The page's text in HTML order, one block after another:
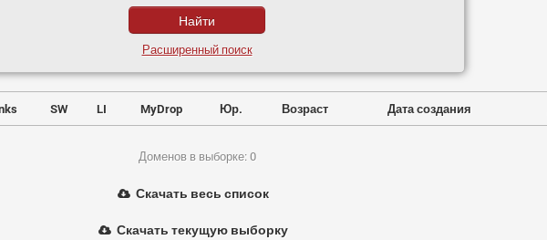
Расширенный поиск
SW LI MyDrop Юр. Возраст Дата создания
Доменов в выборке: 0
Скачать весь список
Скачать текущую выборку